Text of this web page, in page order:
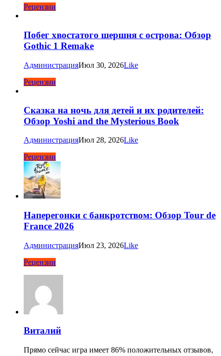
Рецензии
Побег хвостатого шершня с острова: Обзор
Gothic 1 Remake
АдминистрацияИюл 30, 2026Like
Рецензии
Сказка на ночь для детей и их родителей:
Обзор Yoshi and the Mysterious Book
АдминистрацияИюл 28, 2026Like
Рецензии
Наперегонки с банкротством: Обзор Tour de
France 2026
АдминистрацияИюл 23, 2026Like
Рецензии
Виталий
Прямо сейчас игра имеет 86% положительных отзывов,